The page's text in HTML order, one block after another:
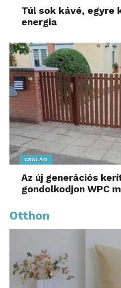
Túl sok kávé, egyre
energia
CSALÁD
Az új generációs
gondolkodjon WPC
Otthon